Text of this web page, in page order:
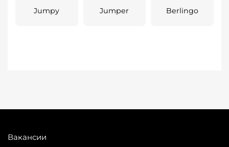
Jumpy Jumper Berlingo
Вакансии